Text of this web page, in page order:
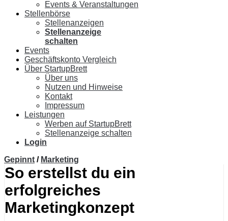
Events & Veranstaltungen
Stellenbörse
Stellenanzeigen
Stellenanzeige
schalten
Events
Geschäftskonto Vergleich
Über StartupBrett
Über uns
Nutzen und Hinweise
Kontakt
Impressum
Leistungen
Werben auf StartupBrett
Stellenanzeige schalten
Login
Gepinnt / Marketing
So erstellst du ein
erfolgreiches
Marketingkonzept